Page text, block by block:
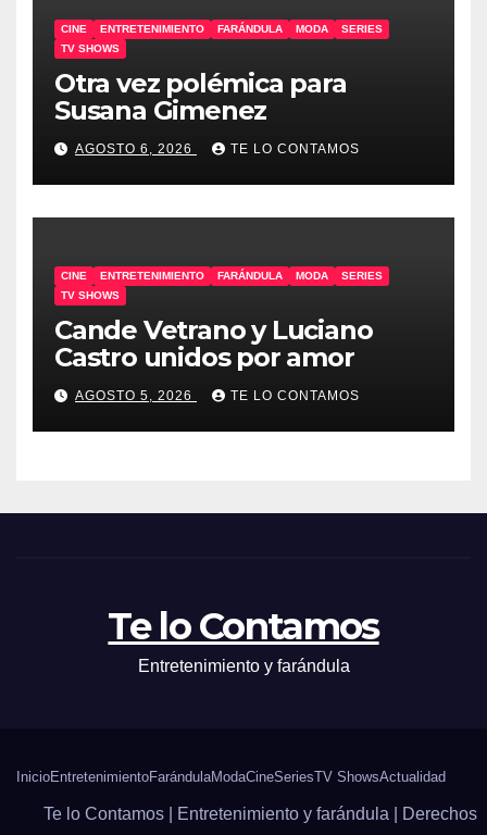
CINE ENTRETENIMIENTO FARÁNDULA MODA
SERIES
TV SHOWS
Otra vez polémica para
Susana Gimenez
AGOSTO 6, 2026 TE LO CONTAMOS
CINE ENTRETENIMIENTO FARÁNDULA MODA
SERIES
TV SHOWS
Cande Vetrano y Luciano
Castro unidos por amor
AGOSTO 5, 2026 TE LO CONTAMOS
Te lo Contamos
Entretenimiento y farándula
InicioEntretenimientoFarándulaModaCineSeriesTV ShowsActualidad